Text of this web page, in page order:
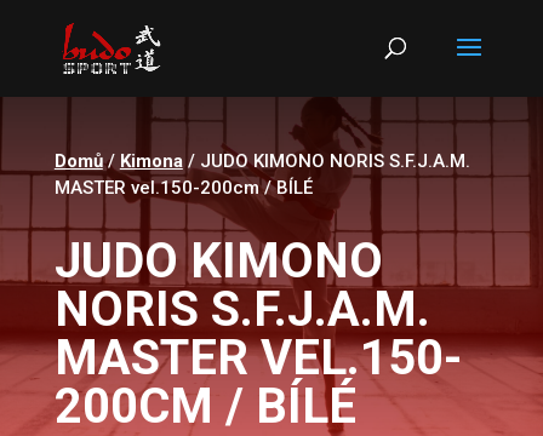
Products
search
Domů/ Kimona/ JUDO KIMONO NORIS S.F.J.A.M.
MASTER vel.150-200cm / BÍLÉ
JUDO KIMONO
NORIS S.F.J.A.M.
MASTER VEL.150-
200CM / BÍLÉ